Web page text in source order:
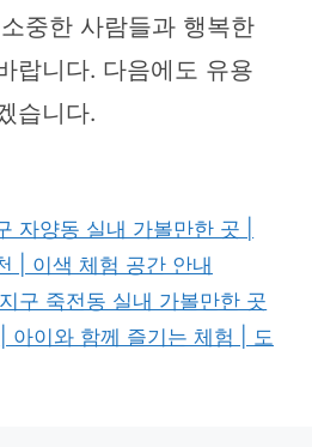
중한 사람들과 행복한
랍니다. 다음에도 유용
습니다.
자양동 실내 가볼만한 곳 |
| 이색 체험 공간 안내
구 죽전동 실내 가볼만한 곳
아이와 함께 즐기는 체험 | 도